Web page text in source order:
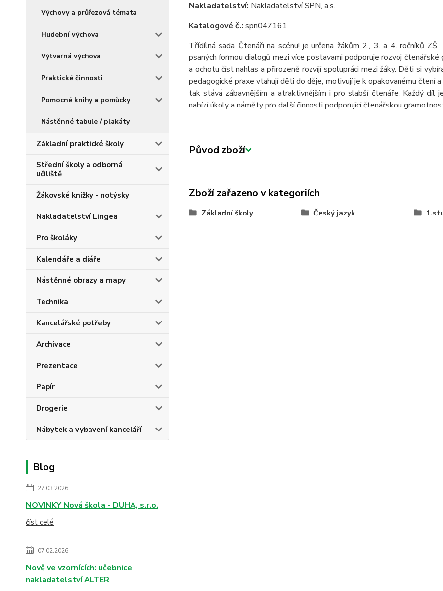
Výchovy a průřezová témata
Hudební výchova
Výtvarná výchova
Praktické činnosti
Pomocné knihy a pomůcky
Nástěnné tabule / plakáty
Základní praktické školy
Střední školy a odborná
učiliště
Žákovské knížky - notýsky
Nakladatelství Lingea
Pro školáky
Kalendáře a diáře
Nástěnné obrazy a mapy
Technika
Kancelářské potřeby
Archivace
Prezentace
Papír
Drogerie
Nábytek a vybavení kanceláří
Blog
27.03.2026
NOVINKY Nová škola - DUHA, s.r.o.
číst celé
07.02.2026
Nově ve vzornících: učebnice
nakladatelství ALTER
Nakladatelství: Nakladatelství SPN, a.s.
Katalogové č.: spn047161
Třídílná sada Čtenáři na scénu! je určena žákům 2., 3. a 4. ročníků
psaných formou dialogů mezi více postavami podporuje rozvoj
a ochotu číst nahlas a přirozeně rozvíjí spolupráci mezi žáky. Děti si
pedagogické praxe vtahují děti do děje, motivují je k opakovanému
tak stává zábavnějším a atraktivnějším i pro slabší čtenáře. Každý
nabízí úkoly a náměty pro další činnosti podporující čtenářskou
Původ zboží
Zboží zařazeno v kategoriích
Základní školy Český jazyk